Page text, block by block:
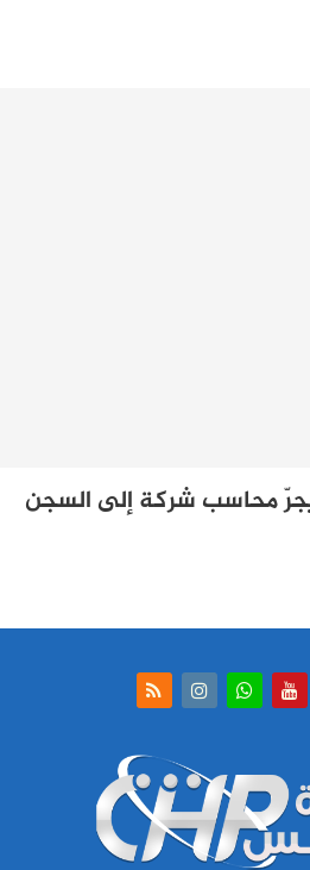
يجرّ محاسب شركة إلى السجن